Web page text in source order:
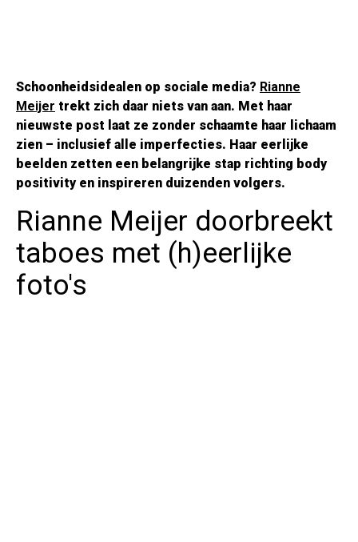
Schoonheidsidealen op sociale media? Rianne
Meijer trekt zich daar niets van aan. Met haar
nieuwste post laat ze zonder schaamte haar lichaam
zien – inclusief alle imperfecties. Haar eerlijke
beelden zetten een belangrijke stap richting body
positivity en inspireren duizenden volgers.
Rianne Meijer doorbreekt
taboes met (h)eerlijke
foto's